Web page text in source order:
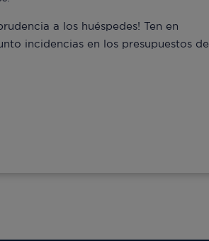
a los huéspedes! Ten en
incidencias en los presupuestos de